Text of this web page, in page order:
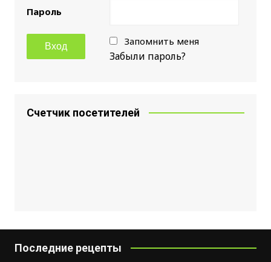
Пароль
Запомнить меня
Забыли пароль?
Счетчик посетителей
Последние рецепты